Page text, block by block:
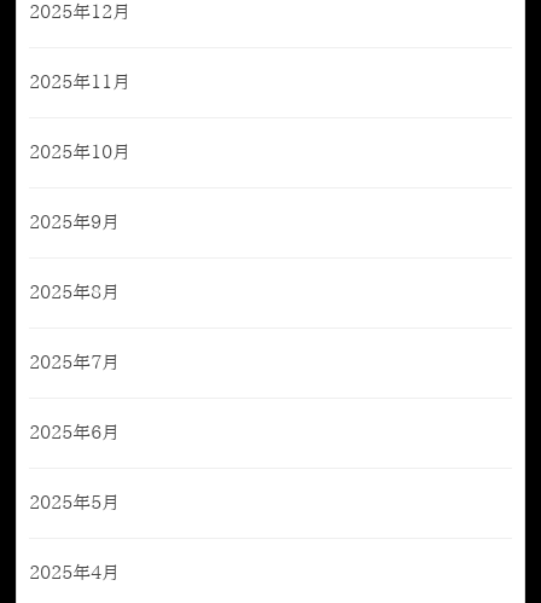
2025年12月
2025年11月
2025年10月
2025年9月
2025年8月
2025年7月
2025年6月
2025年5月
2025年4月